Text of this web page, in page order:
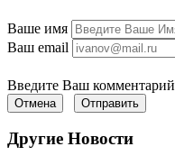
Ваше имя
Ваш email
Введите Ваш комментарий
Отмена Отправить
Другие Новости